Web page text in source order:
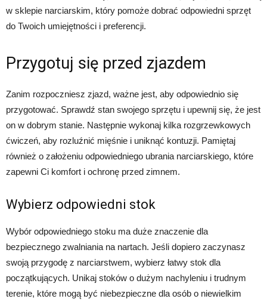
w sklepie narciarskim, który pomoże dobrać odpowiedni sprzęt
do Twoich umiejętności i preferencji.
Przygotuj się przed zjazdem
Zanim rozpoczniesz zjazd, ważne jest, aby odpowiednio się
przygotować. Sprawdź stan swojego sprzętu i upewnij się, że jest
on w dobrym stanie. Następnie wykonaj kilka rozgrzewkowych
ćwiczeń, aby rozluźnić mięśnie i uniknąć kontuzji. Pamiętaj
również o założeniu odpowiedniego ubrania narciarskiego, które
zapewni Ci komfort i ochronę przed zimnem.
Wybierz odpowiedni stok
Wybór odpowiedniego stoku ma duże znaczenie dla
bezpiecznego zwalniania na nartach. Jeśli dopiero zaczynasz
swoją przygodę z narciarstwem, wybierz łatwy stok dla
początkujących. Unikaj stoków o dużym nachyleniu i trudnym
terenie, które mogą być niebezpieczne dla osób o niewielkim